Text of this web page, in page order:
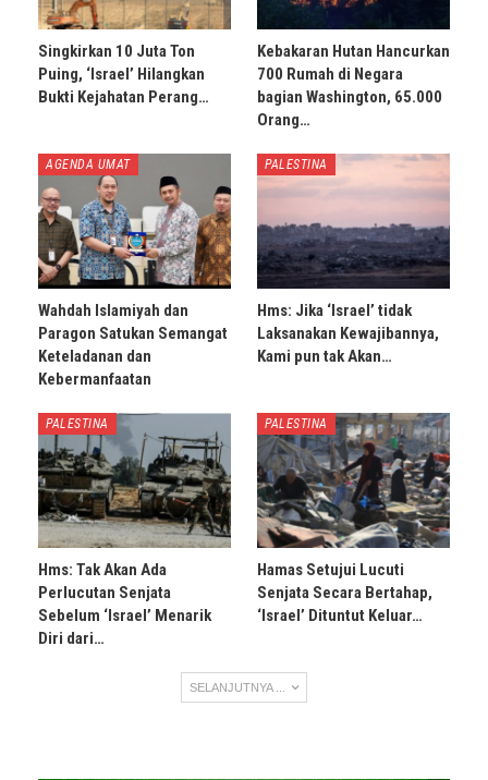
Singkirkan 10 Juta Ton
Puing, ‘Israel’ Hilangkan
Bukti Kejahatan Perang…
Kebakaran Hutan Hancurkan
700 Rumah di Negara
bagian Washington, 65.000
Orang…
AGENDA UMAT
Wahdah Islamiyah dan
Paragon Satukan Semangat
Keteladanan dan
Kebermanfaatan
PALESTINA
Hms: Jika ‘Israel’ tidak
Laksanakan Kewajibannya,
Kami pun tak Akan…
PALESTINA
Hms: Tak Akan Ada
Perlucutan Senjata
Sebelum ‘Israel’ Menarik
Diri dari…
PALESTINA
Hamas Setujui Lucuti
Senjata Secara Bertahap,
‘Israel’ Dituntut Keluar…
SELANJUTNYA ...